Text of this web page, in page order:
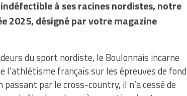
à ses racines nordistes, notre
2025, désigné par votre magazine
du sport nordiste, le Boulonnais incarne
l’athlétisme français sur les épreuves de
par le cross-country, il n’a cessé de